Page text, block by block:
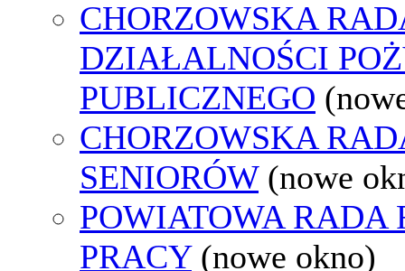
CHORZOWSKA
DZIAŁALNOŚCI
PUBLICZNEGO
CHORZOWSKA
SENIORÓW (nowe
POWIATOWA RADA
PRACY (nowe okno)